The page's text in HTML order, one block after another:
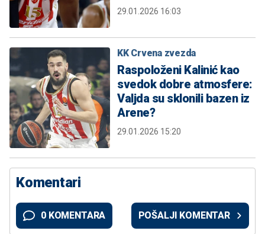
29.01.2026 16:03
KK Crvena zvezda
Raspoloženi Kalinić kao
svedok dobre atmosfere:
Valjda su sklonili bazen iz
Arene?
29.01.2026 15:20
Komentari
0 KOMENTARA POŠALJI KOMENTAR